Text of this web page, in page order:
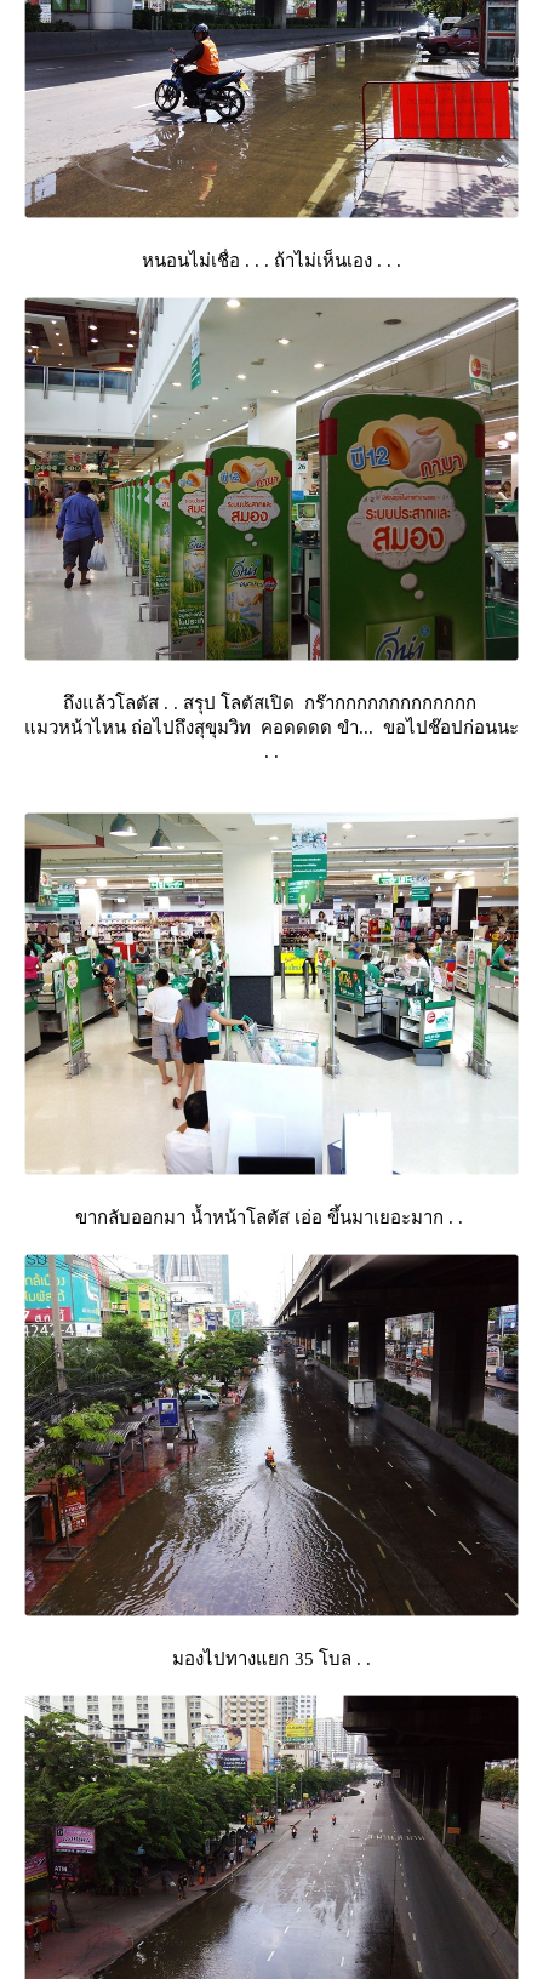
หนอนไม่เชื่อ . . . ถ้าไม่เห็นเอง . . .
ถึงแล้วโลตัส . . สรุป โลตัสเปิด กร๊ากกกกกกกกกกกกก
มวหน้าไหน ถ่อไปถึงสุขุมวิท คอดดดด ขำ... ขอไปช๊อปก่อนนะ
. .
ขากลับออกมา น้ำหน้าโลตัส เอ่อ ขึ้นมาเยอะมาก . .
มองไปทางแยก 35 โบล . .